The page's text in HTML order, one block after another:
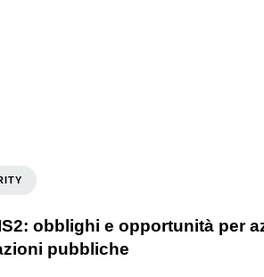
obblighi e opportunità per
pubbliche